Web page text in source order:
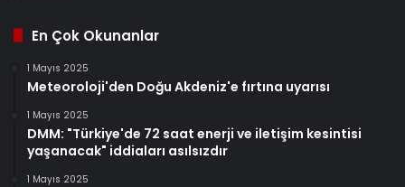
En Çok Okunanlar
1 Mayıs 2025
Meteoroloji'den Doğu Akdeniz'e fırtına uyarısı
1 Mayıs 2025
DMM: "Türkiye'de 72 saat enerji ve iletişim kesintisi
yaşanacak" iddiaları asılsızdır
1 Mayıs 2025